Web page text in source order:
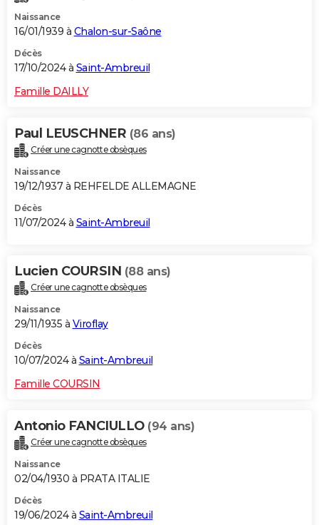
Naissance
16/01/1939 à Chalon-sur-Saône
Décès
17/10/2024 à Saint-Ambreuil
Famille DAILLY
Paul LEUSCHNER (86 ans)
Créer une cagnotte obsèques
Naissance
19/12/1937 à REHFELDE ALLEMAGNE
Décès
11/07/2024 à Saint-Ambreuil
Lucien COURSIN (88 ans)
Créer une cagnotte obsèques
Naissance
29/11/1935 à Viroflay
Décès
10/07/2024 à Saint-Ambreuil
Famille COURSIN
Antonio FANCIULLO (94 ans)
Créer une cagnotte obsèques
Naissance
02/04/1930 à PRATA ITALIE
Décès
19/06/2024 à Saint-Ambreuil